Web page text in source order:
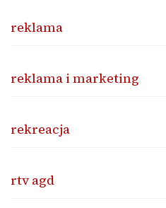
reklama
reklama i marketing
rekreacja
rtv agd